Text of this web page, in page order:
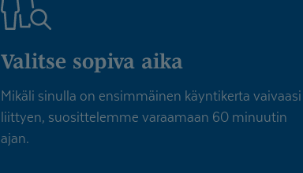
Valitse sopiva aika
Mikäli sinulla on ensimmäinen käyntikerta vaivaasi
liittyen, suosittelemme varaamaan 60 minuutin
ajan.